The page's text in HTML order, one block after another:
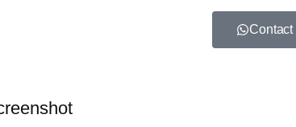
Contact